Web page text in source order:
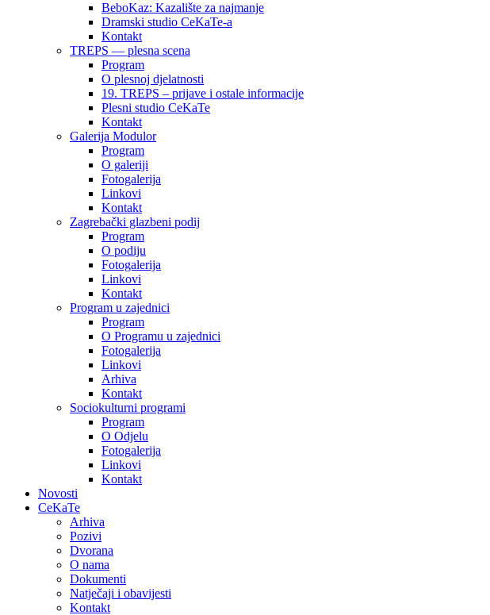
BeboKaz: Kazalište za najmanje
Dramski studio CeKaTe-a
Kontakt
TREPS — plesna scena
Program
O plesnoj djelatnosti
19. TREPS – prijave i ostale informacije
Plesni studio CeKaTe
Kontakt
Galerija Modulor
Program
O galeriji
Fotogalerija
Linkovi
Kontakt
Zagrebački glazbeni podij
Program
O podiju
Fotogalerija
Linkovi
Kontakt
Program u zajednici
Program
O Programu u zajednici
Fotogalerija
Linkovi
Arhiva
Kontakt
Sociokulturni programi
Program
O Odjelu
Fotogalerija
Linkovi
Kontakt
Novosti
CeKaTe
Arhiva
Pozivi
Dvorana
O nama
Dokumenti
Natječaji i obavijesti
Kontakt